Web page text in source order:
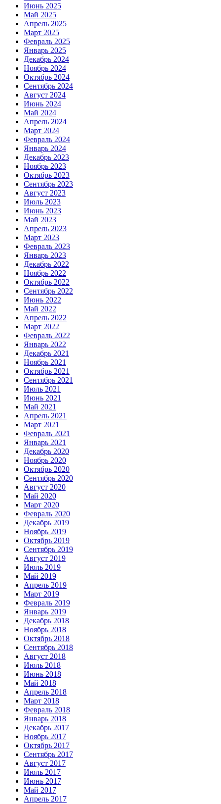
Июнь 2025
Май 2025
Апрель 2025
Март 2025
Февраль 2025
Январь 2025
Декабрь 2024
Ноябрь 2024
Октябрь 2024
Сентябрь 2024
Август 2024
Июнь 2024
Май 2024
Апрель 2024
Март 2024
Февраль 2024
Январь 2024
Декабрь 2023
Ноябрь 2023
Октябрь 2023
Сентябрь 2023
Август 2023
Июль 2023
Июнь 2023
Май 2023
Апрель 2023
Март 2023
Февраль 2023
Январь 2023
Декабрь 2022
Ноябрь 2022
Октябрь 2022
Сентябрь 2022
Июнь 2022
Май 2022
Апрель 2022
Март 2022
Февраль 2022
Январь 2022
Декабрь 2021
Ноябрь 2021
Октябрь 2021
Сентябрь 2021
Июль 2021
Июнь 2021
Май 2021
Апрель 2021
Март 2021
Февраль 2021
Январь 2021
Декабрь 2020
Ноябрь 2020
Октябрь 2020
Сентябрь 2020
Август 2020
Май 2020
Март 2020
Февраль 2020
Декабрь 2019
Ноябрь 2019
Октябрь 2019
Сентябрь 2019
Август 2019
Июль 2019
Май 2019
Апрель 2019
Март 2019
Февраль 2019
Январь 2019
Декабрь 2018
Ноябрь 2018
Октябрь 2018
Сентябрь 2018
Август 2018
Июль 2018
Июнь 2018
Май 2018
Апрель 2018
Март 2018
Февраль 2018
Январь 2018
Декабрь 2017
Ноябрь 2017
Октябрь 2017
Сентябрь 2017
Август 2017
Июль 2017
Июнь 2017
Май 2017
Апрель 2017